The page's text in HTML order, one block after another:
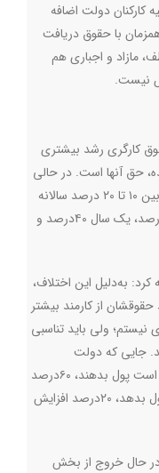
کارکنان دولت اضافه
با حقوق دریافت
مازاد و اجباری هم
نیست.
کارگری رشد بیشتری
حق آنها است. در حالی
که در سال‌های اخیر افزایش حقوق کارمندان بین ۱۰ تا ۲۰ درصد سالانه
بوده‌ است؛ ولی حقوق کارگری یک سال ۵۷درصد، یک سال ۴۰درصد و
به‌دلیل این اختلاف،
حقوقشان از کارمند بیشتر
ولی باید تناسبی
جایی که دولت
نمی‌خواهد پول پرداخت کند و شرکت‌ها قرار است پول بدهند، ۶۰درصد
اضافه می‌کنند و اینجا که دولت می‌خواهد پول بدهد، ۲۰درصد افزایش
در حال خروج از بخش